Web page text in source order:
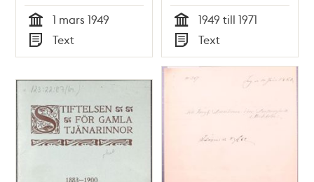
Tid
1 mars 1949
Typ
Text Tid
1949 till 1971
Typ
Text